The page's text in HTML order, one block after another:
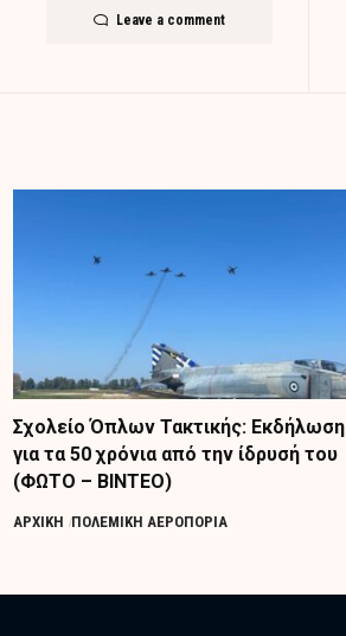
Leave a comment
Σχολείο Όπλων Τακτικής: Εκδήλωση
για τα 50 χρόνια από την ίδρυσή του
(ΦΩΤΟ – ΒΙΝΤΕΟ)
ΑΡΧΙΚΗ ΠΟΛΕΜΙΚΗ ΑΕΡΟΠΟΡΙΑ